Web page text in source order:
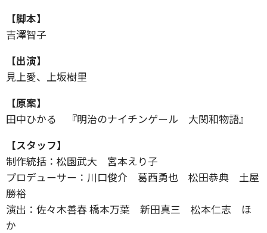
【脚本】
吉澤智子
【出演】
見上愛、上坂樹里
【原案】
田中ひかる 『明治のナイチンゲール 大関和物語』
【スタッフ】
制作統括：松園武大 宮本えり子
プロデューサー：川口俊介 葛西勇也 松田恭典 土屋
勝裕
演出：佐々木善春 橋本万葉 新田真三 松本仁志 ほ
か